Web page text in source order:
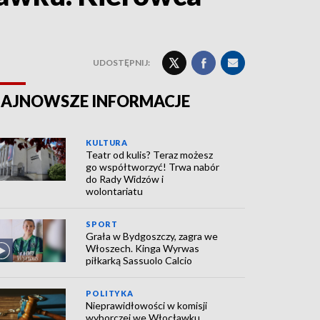
UDOSTĘPNIJ:
INFORMACJE
KULTURA
Teatr od kulis? Teraz możesz
go współtworzyć! Trwa nabór
do Rady Widzów i
wolontariatu
SPORT
Grała w Bydgoszczy, zagra we
Włoszech. Kinga Wyrwas
piłkarką Sassuolo Calcio
POLITYKA
Nieprawidłowości w komisji
wyborczej we Włocławku.